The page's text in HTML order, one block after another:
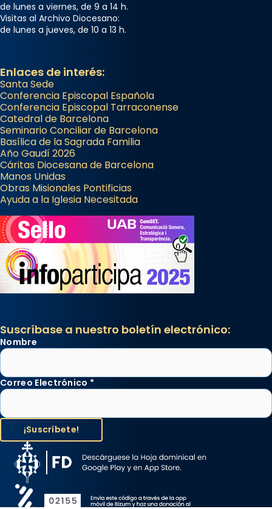
de lunes a viernes, de 9 a 14 h.
Visitas al Archivo Diocesano:
de lunes a jueves, de 10 a 13 h.
Enlaces de interés:
Santa Sede
Conferencia Episcopal Española
Conferencia Episcopal Tarraconense
Catedral de Barcelona
Seminario Conciliar de Barcelona
Basílica de la Sagrada Familia
Año Gaudí 2026
Cáritas Diocesana de Barcelona
Manos Unidas
Obras Misionales Pontificias
Ayuda a la Iglesia Necesitada
Suscríbase a nuestro boletín electrónico:
Nombre
Correo Electrónico *